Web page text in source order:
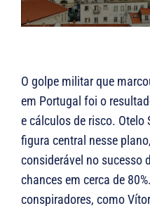
O golpe militar que
em Portugal foi o
e cálculos de risco. Otelo
figura central nesse
considerável no sucesso
chances em cerca de
conspiradores, como